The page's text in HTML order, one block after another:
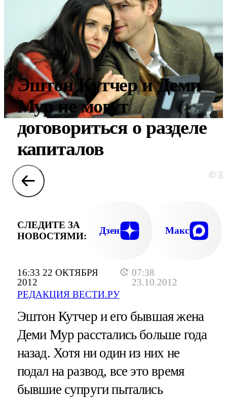
16:33 22 ОКТЯБРЯ
2012
07:38
23.10.2012
РЕДАКЦИЯ ВЕСТИ.РУ
Эштон Кутчер и Деми
Мур не могут
договориться о разделе
капиталов
©
СЛЕДИТЕ ЗА
НОВОСТЯМИ:
Дзен Макс
Эштон Кутчер и его бывшая жена
Деми Мур расстались больше года
назад. Хотя ни один из них не
подал на развод, все это время
бывшие супруги пытались